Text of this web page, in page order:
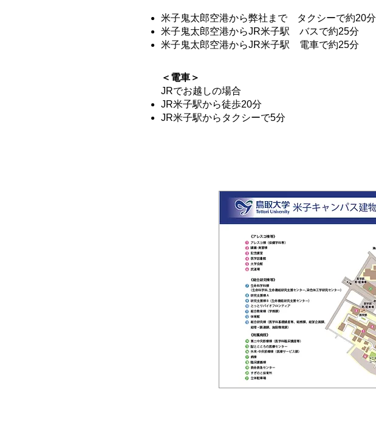
​米子鬼太郎空港から弊社まで タクシーで約20分
米子鬼太郎空港からJR米子駅 バスで約25分
米子鬼太郎空港からJR米子駅 電車で約25分
＜電車＞
JRでお越しの場合
JR米子駅から徒歩20分
JR米子駅からタクシーで5分